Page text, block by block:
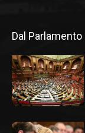
Dal Parlamento